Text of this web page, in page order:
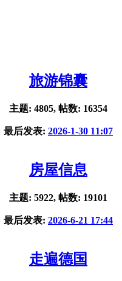
旅游锦囊
主题: 4805, 帖数: 16354
最后发表: 2026-1-30 11:07
房屋信息
主题: 5922, 帖数: 19101
最后发表: 2026-6-21 17:44
走遍德国